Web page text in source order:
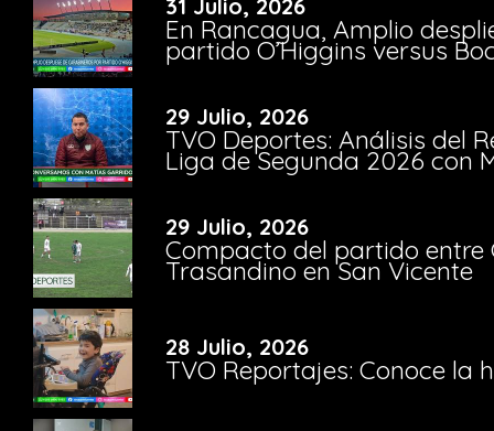
31 Julio, 2026
En Rancagua, Amplio
partido O’Higgins versus
29 Julio, 2026
TVO Deportes: Análisis del
Liga de Segunda 2026 con
29 Julio, 2026
Compacto del partido entre
Trasandino en San Vicente
28 Julio, 2026
TVO Reportajes: Conoce la